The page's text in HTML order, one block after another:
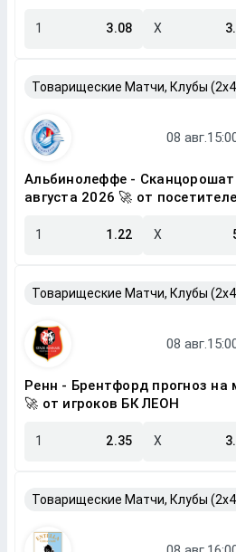
1 3.08 X
Альбинолеффе -
августа 2026 🚀 от
1 1.22 X
Ренн - Брентфорд прогноз на
🚀 от игроков БК ЛЕОН
1 2.35 X